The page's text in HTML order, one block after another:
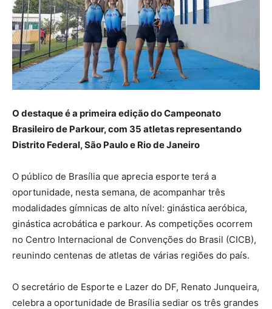
O destaque é a primeira edição do Campeonato
Brasileiro de Parkour, com 35 atletas representando
Distrito Federal, São Paulo e Rio de Janeiro
O público de Brasília que aprecia esporte terá a
oportunidade, nesta semana, de acompanhar três
modalidades gímnicas de alto nível: ginástica aeróbica,
ginástica acrobática e parkour. As competições ocorrem
no Centro Internacional de Convenções do Brasil (CICB),
reunindo centenas de atletas de várias regiões do país.
O secretário de Esporte e Lazer do DF, Renato Junqueira,
celebra a oportunidade de Brasília sediar os três grandes